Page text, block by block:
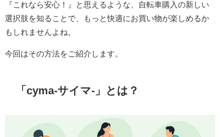
『これなら安心！』と思えるような、自転車購入の新しい
選択肢を知ることで、もっと快適にお買い物が楽しめるか
もしれませんよね。
今回はその方法をご紹介します。
「cyma-サイマ-」とは？